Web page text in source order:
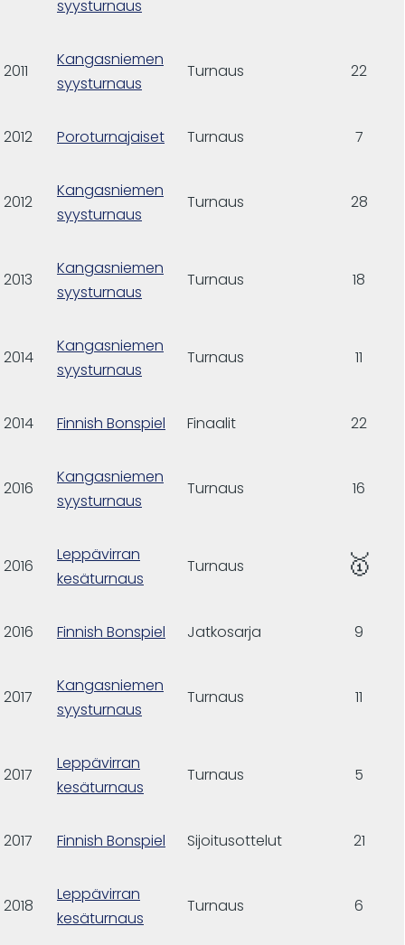
syysturnaus
2011
Kangasniemen
syysturnaus
Turnaus 22
2012 Poroturnajaiset Turnaus 7
2012
Kangasniemen
syysturnaus
Turnaus 28
2013
Kangasniemen
syysturnaus
Turnaus 18
2014
Kangasniemen
syysturnaus
Turnaus 11
2014 Finnish Bonspiel Finaalit 22
2016
Kangasniemen
syysturnaus
Turnaus 16
2016
Leppävirran
kesäturnaus
Turnaus 🥇
2016 Finnish Bonspiel Jatkosarja 9
2017
Kangasniemen
syysturnaus
Turnaus 11
2017
Leppävirran
kesäturnaus
Turnaus 5
2017 Finnish Bonspiel Sijoitusottelut 21
2018
Leppävirran
kesäturnaus
Turnaus 6